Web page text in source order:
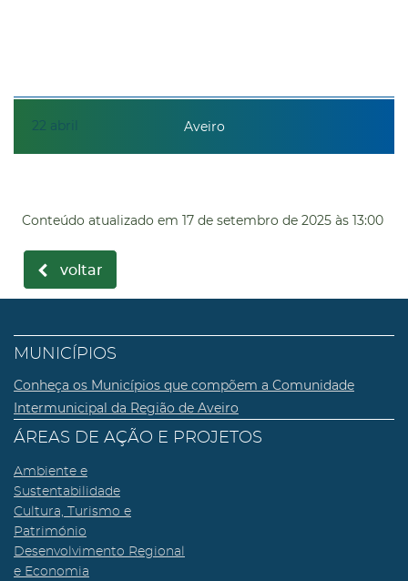
22 abril Aveiro
Conteúdo atualizado em 17 de setembro de 2025 às 13:00
voltar
MUNICÍPIOS
Conheça os Municípios que compõem a Comunidade
Intermunicipal da Região de Aveiro
ÁREAS DE AÇÃO E PROJETOS
Ambiente e
Sustentabilidade
Cultura, Turismo e
Património
Desenvolvimento Regional
e Economia